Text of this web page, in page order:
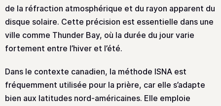
de la réfraction atmosphérique et du rayon apparent du
disque solaire. Cette précision est essentielle dans une
ville comme Thunder Bay, où la durée du jour varie
fortement entre l’hiver et l’été.
Dans le contexte canadien, la méthode ISNA est
fréquemment utilisée pour la prière, car elle s’adapte
bien aux latitudes nord-américaines. Elle emploie